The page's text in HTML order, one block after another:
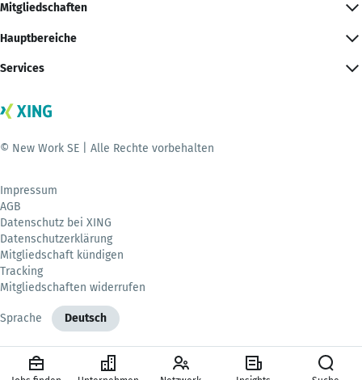
Mitgliedschaften
Hauptbereiche
Services
© New Work SE | Alle Rechte vorbehalten
Impressum
AGB
Datenschutz bei XING
Datenschutzerklärung
Mitgliedschaft kündigen
Tracking
Mitgliedschaften widerrufen
Sprache Deutsch